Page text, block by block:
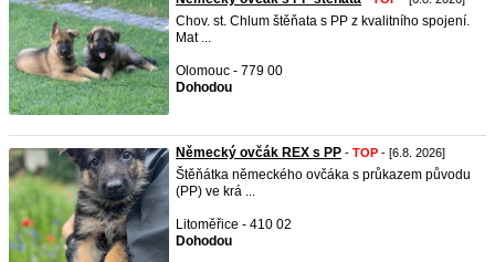
Chov. st. Chlum štěňata s PP z kvalitního spojení.
Mat ...
Olomouc - 779 00
Dohodou
Německý ovčák REX s PP - TOP - [6.8. 2026]
Štěňátka německého ovčáka s průkazem původu
(PP) ve krá ...
Litoměřice - 410 02
Dohodou